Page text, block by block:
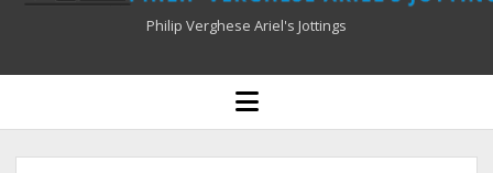
Philip Verghese Ariel's Jottings
HOME
BLOGGING
open
menu